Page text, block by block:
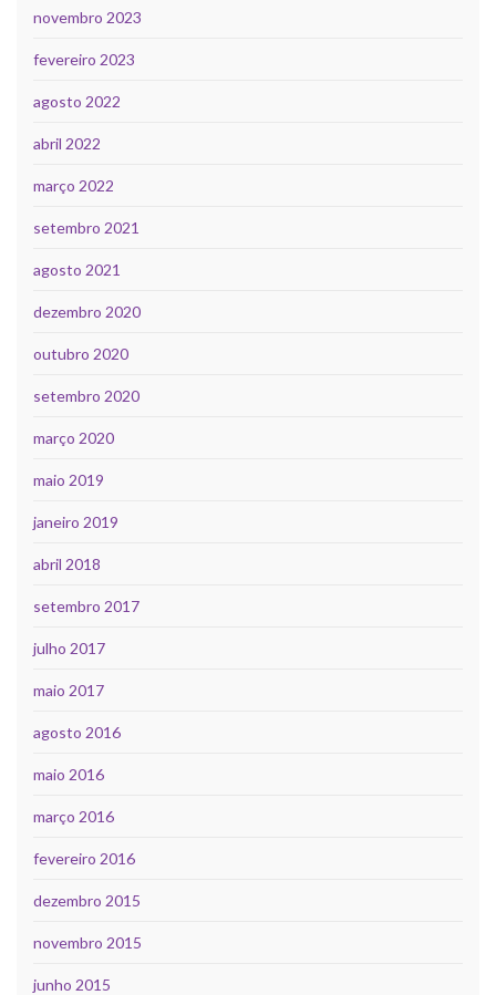
novembro 2023
fevereiro 2023
agosto 2022
abril 2022
março 2022
setembro 2021
agosto 2021
dezembro 2020
outubro 2020
setembro 2020
março 2020
maio 2019
janeiro 2019
abril 2018
setembro 2017
julho 2017
maio 2017
agosto 2016
maio 2016
março 2016
fevereiro 2016
dezembro 2015
novembro 2015
junho 2015